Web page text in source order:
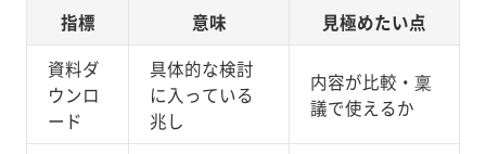
指標 意味
見極めたい点
資料ダ
ウンロ
ード
具体的な検討
に入っている
兆し
内容が比較・稟
議で使えるか